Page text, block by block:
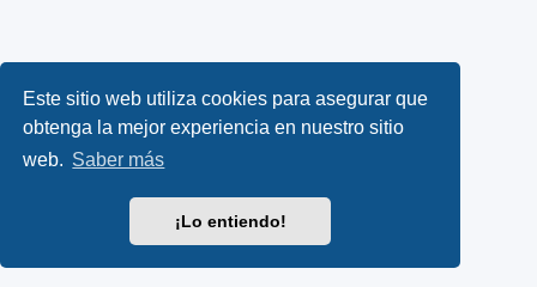
Este sitio web utiliza cookies para asegurar que
obtenga la mejor experiencia en nuestro sitio
web. Saber más
¡Lo entiendo!